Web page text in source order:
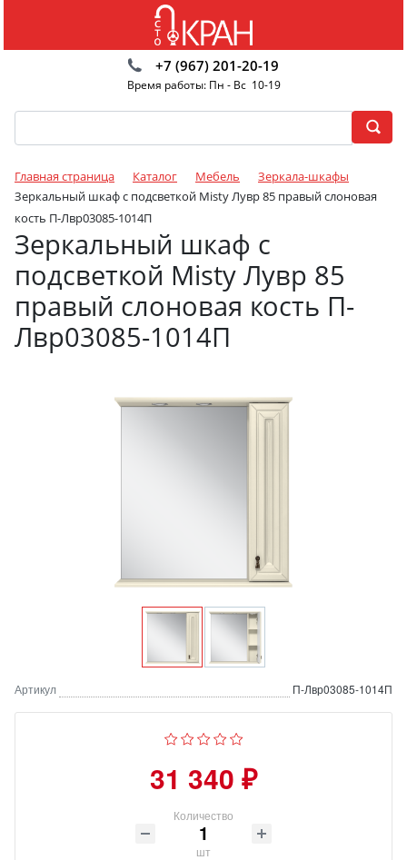
+7 (967) 201-20-19
Время работы: Пн - Вс 10-19
Главная страница Каталог Мебель
Зеркала-шкафы
Зеркальный шкаф с подсветкой Misty Лувр 85 правый слоновая
кость П-Лвр03085-1014П
Зеркальный шкаф с
подсветкой Misty Лувр 85
правый слоновая кость П-
Лвр03085-1014П
Артикул П-Лвр03085-1014П
31 340 ₽
Количество
шт